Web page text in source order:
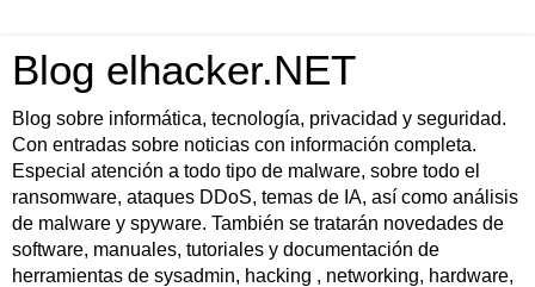
Blog elhacker.NET
Blog sobre informática, tecnología, privacidad y seguridad.
Con entradas sobre noticias con información completa.
Especial atención a todo tipo de malware, sobre todo el
ransomware, ataques DDoS, temas de IA, así como análisis
de malware y spyware. También se tratarán novedades de
software, manuales, tutoriales y documentación de
herramientas de sysadmin, hacking , networking, hardware,